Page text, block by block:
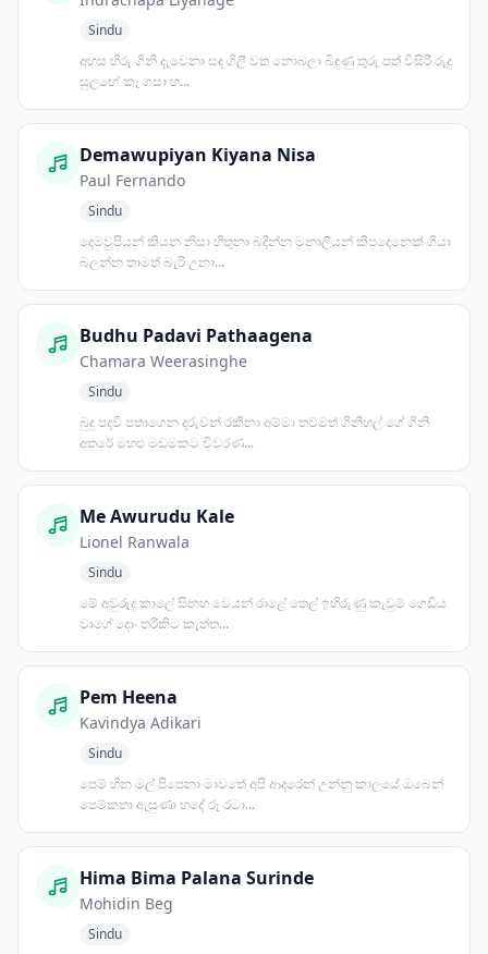
Sindu
අහස හිරු ගිනි දැවෙනා සඳ ගිලී වත නොබලා බිඳුණු තුරු පත් විසිරී රුදු
සුලඟේ කෑ ගසා හ...
Demawupiyan Kiyana Nisa
Paul Fernando
Sindu
දෙමවුපියන් කියන නිසා හිතුනා බදින්න මනාලියන් කීපදෙනෙක් ගියා
බලන්න තාමත් බැරි උනා...
Budhu Padavi Pathaagena
Chamara Weerasinghe
Sindu
බුදු පදවි පතාගෙන දරුවන් රකිනා අම්මා තවමත් ගිනිහල් ගේ ගිනි
අතරේ මහළු මඩමකට විවරණ...
Me Awurudu Kale
Lionel Ranwala
Sindu
මේ අවුරුදු කාලේ සිනහ වෙයන් රාළේ තෙල් ඉහිරුණු කැවුම් ගෙඩිය
වාගේ දොං තරිකිට කැත්ත...
Pem Heena
Kavindya Adikari
Sindu
පෙම් හීන මල් පිපෙනා මාවතේ අපි ආදරෙන් උන්නු කාලයේ ඔබෙන්
පෙම්කතා ඇසුණා හදේ රූ රටා...
Hima Bima Palana Surinde
Mohidin Beg
Sindu